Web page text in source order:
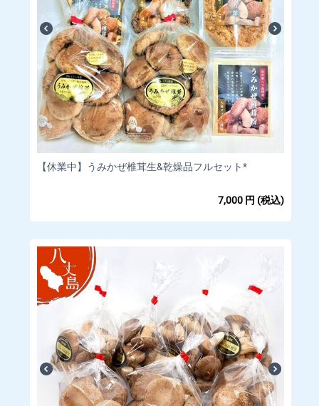
【休業中】うみかぜ椎茸生&乾燥品フルセット*
7,000 円 (税込)